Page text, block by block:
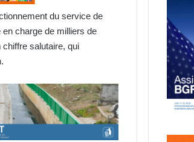
du service de
charge de milliers de
salutaire, qui